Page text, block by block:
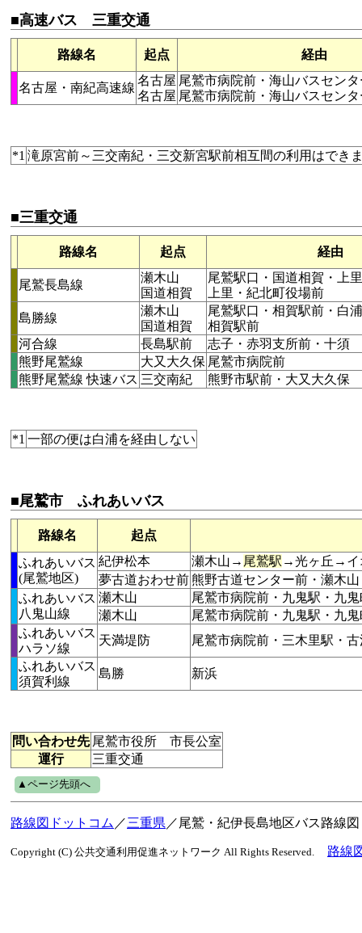
■高速バス 三重交通
路線名 起点 経由
名古屋・南紀高速線
名古屋
名古屋
尾鷲市病院前・海山バスセン
尾鷲市病院前・海山バスセン
*1 滝原宮前～三交南紀・三交新宮駅前相互間の利用はでき
■三重交通
路線名 起点 経由
尾鷲長島線
瀬木山
国道相賀
尾鷲駅口・国道相賀・上
上里・紀北町役場前
島勝線
瀬木山
国道相賀
尾鷲駅口・相賀駅前・白浦
相賀駅前
河合線
長島駅前
志子・赤羽支所前・十須
熊野尾鷲線
大又大久保 尾鷲市病院前
熊野尾鷲線 快速バス 三交南紀 熊野市駅前・大又大久保
*1 一部の便は白浦を経由しない
■尾鷲市 ふれあいバス
路線名
起点
ふれあいバス
(尾鷲地区)
紀伊松本 瀬木山→ 尾鷲駅 →光ヶ丘→
夢古道おわせ前熊野古道センター前・瀬木山
ふれあいバス
八鬼山線
瀬木山
尾鷲市病院前・九鬼駅・九
瀬木山
尾鷲市病院前・九鬼駅・九
ふれあいバス
ハラソ線
天満堤防
尾鷲市病院前・三木里駅・
ふれあいバス
須賀利線
島勝 新浜
問い合わせ先 尾鷲市役所 市長公室
運行
三重交通
▲ページ先頭へ
路線図ドットコム ／三重県 ／尾鷲・紀伊長島地区バス路線図
Copyright (C) 公共交通利用促進ネットワーク All Rights Reserved. 路線